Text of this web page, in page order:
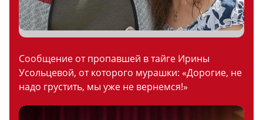
Сообщение от пропавшей в тайге Ирины
Усольцевой, от которого мурашки: «Дорогие, не
надо грустить, мы уже не вернемся!»